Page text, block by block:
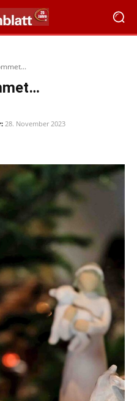
28. November 2023